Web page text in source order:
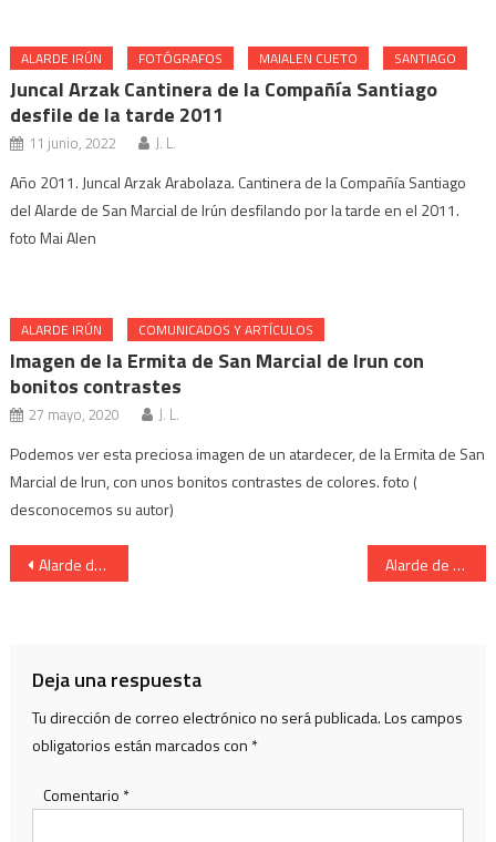
ALARDE IRÚN FOTÓGRAFOS MAIALEN CUETO SANTIAGO
Juncal Arzak Cantinera de la Compañía Santiago
desfile de la tarde 2011
11 junio, 2022 J. L.
Año 2011. Juncal Arzak Arabolaza. Cantinera de la Compañía Santiago
del Alarde de San Marcial de Irún desfilando por la tarde en el 2011.
foto Mai Alen
ALARDE IRÚN COMUNICADOS Y ARTÍCULOS
Imagen de la Ermita de San Marcial de Irun con
bonitos contrastes
27 mayo, 2020 J. L.
Podemos ver esta preciosa imagen de un atardecer, de la Ermita de San
Marcial de Irun, con unos bonitos contrastes de colores. foto (
desconocemos su autor)
Navegación
Alarde de Hondarribia.Compañia Olearso. Alarde de San Marcial de Irun.Cantinera de la Compañia Anaka.
Deja una respuesta
Tu dirección de correo electrónico no será publicada.Los campos
obligatorios están marcados con *
Comentario *